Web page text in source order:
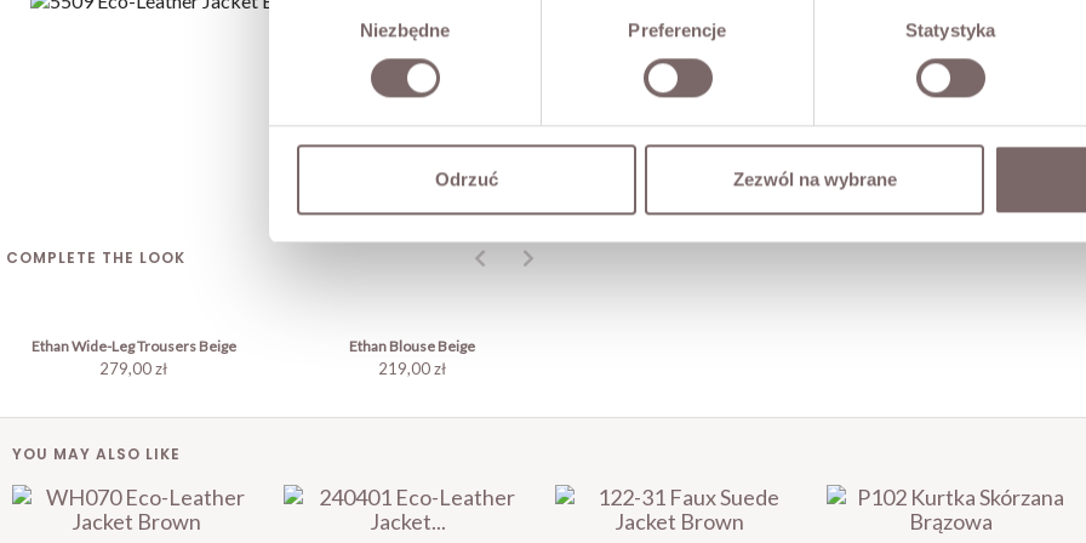
Niezbędne Preferencje Statystyka
Odrzuć Zezwól na wybrane
COMPLETE THE LOOK
Ethan Wide-Leg Trousers Beige
279,00 zł
Ethan Blouse Beige
219,00 zł
YOU MAY ALSO LIKE